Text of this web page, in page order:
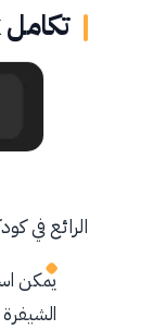
تكامل Codex مع بيئات التطوير
الرائع في